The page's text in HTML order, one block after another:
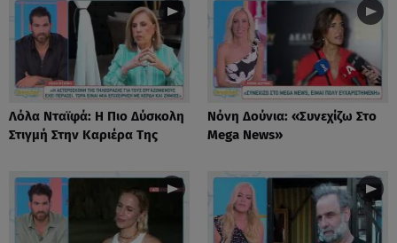
Λόλα Νταϊφά: Η Πιο Δύσκολη
Στιγμή Στην Καριέρα Της
Νόνη Δούνια: «Συνεχίζω Στο
Mega News»